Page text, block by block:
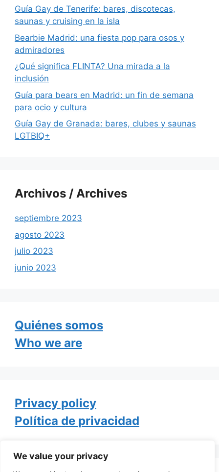
We value your privacy
Guía Gay de Tenerife: bares, discotecas,
saunas y cruising en la isla
Bearbie Madrid: una fiesta pop para osos y
admiradores
¿Qué significa FLINTA? Una mirada a la
inclusión
Guía para bears en Madrid: un fin de semana
para ocio y cultura
Guía Gay de Granada: bares, clubes y saunas
LGTBIQ+
Archivos / Archives
septiembre 2023
agosto 2023
julio 2023
junio 2023
Quiénes somos
Who we are
Privacy policy
Política de privacidad